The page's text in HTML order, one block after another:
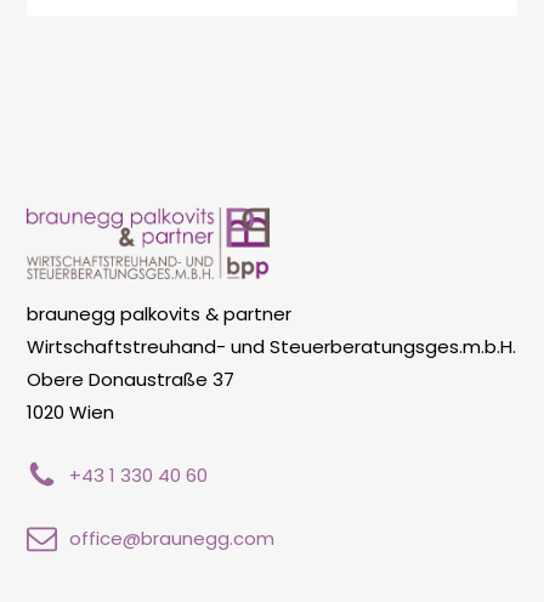
braunegg palkovits & partner
Wirtschaftstreuhand- und Steuerberatungsges.m.b.H.
Obere Donaustraße 37
1020 Wien
+43 1 330 40 60
office@braunegg.com